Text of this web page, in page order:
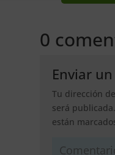
0
Enviar
Tu dirección
será publicada.
están